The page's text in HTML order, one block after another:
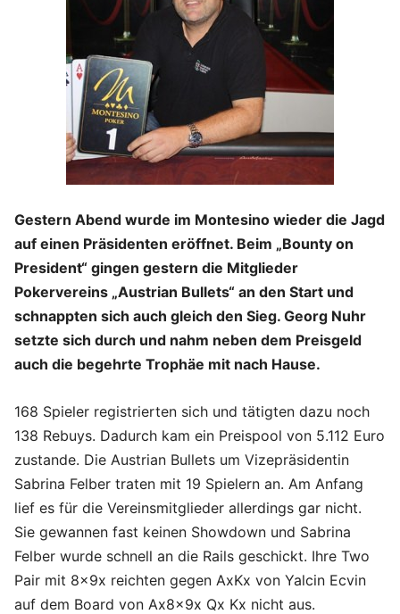
Gestern Abend wurde im Montesino wieder die Jagd
auf einen Präsidenten eröffnet. Beim „Bounty on
President“ gingen gestern die Mitglieder
Pokervereins „Austrian Bullets“ an den Start und
schnappten sich auch gleich den Sieg. Georg Nuhr
setzte sich durch und nahm neben dem Preisgeld
auch die begehrte Trophäe mit nach Hause.
168 Spieler registrierten sich und tätigten dazu noch
138 Rebuys. Dadurch kam ein Preispool von 5.112 Euro
zustande. Die Austrian Bullets um Vizepräsidentin
Sabrina Felber traten mit 19 Spielern an. Am Anfang
lief es für die Vereinsmitglieder allerdings gar nicht.
Sie gewannen fast keinen Showdown und Sabrina
Felber wurde schnell an die Rails geschickt. Ihre Two
Pair mit 8x9x reichten gegen AxKx von Yalcin Ecvin
auf dem Board von Ax8x9x Qx Kx nicht aus.